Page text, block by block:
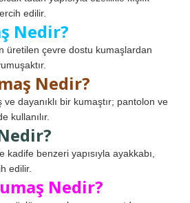
edilir.
Nedir?
üretilen çevre dostu kumaşlardan
Nedir?
dayanıklı bir kumaştır; pantolon ve
kullanılır.
benzeri yapısıyla ayakkabı,
edilir.
Nedir?